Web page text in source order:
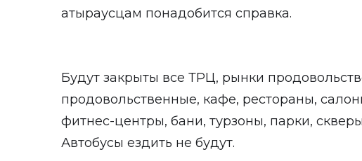
атыраусцам понадобится справка.
Будут закрыты все ТРЦ, рынки
продовольственные, кафе, рестораны,
фитнес-центры, бани, турзоны, парки,
Автобусы ездить не будут.